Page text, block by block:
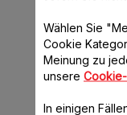
Das
Wählen Sie
Cookie
Meinung zu
unsere
In einigen